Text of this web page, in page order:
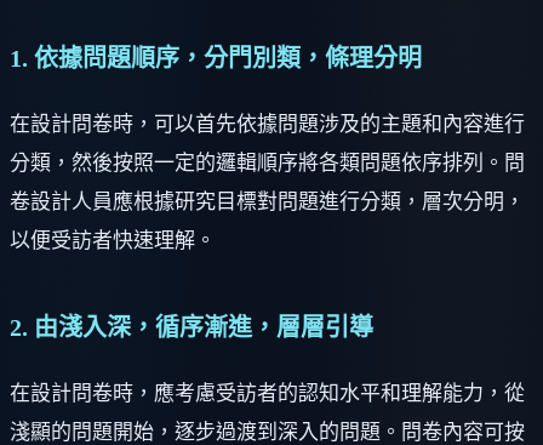
1. 依據問題順序，分門別類，條理分明
在設計問卷時，可以首先依據問題涉及的主題和內容進行
分類，然後按照一定的邏輯順序將各類問題依序排列。問
卷設計人員應根據研究目標對問題進行分類，層次分明，
以便受訪者快速理解。
2. 由淺入深，循序漸進，層層引導
在設計問卷時，應考慮受訪者的認知水平和理解能力，從
淺顯的問題開始，逐步過渡到深入的問題。問卷內容可按